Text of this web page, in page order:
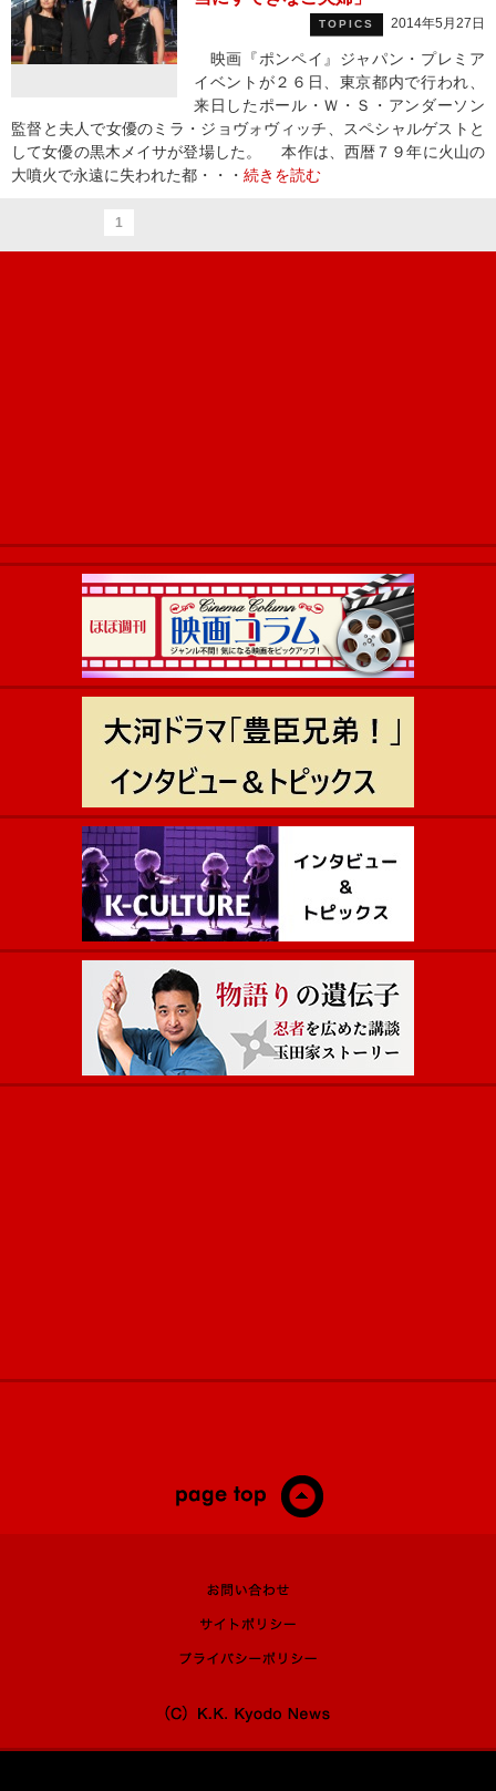
TOPICS 2014年5月27日
映画『ポンペイ』ジャパン・プレミア
イベントが２６日、東京都内で行われ、
来日したポール・Ｗ・Ｓ・アンダーソン
監督と夫人で女優のミラ・ジョヴォヴィッチ、スペシャルゲストと
して女優の黒木メイサが登場した。 本作は、西暦７９年に火山の
大噴火で永遠に失われた都・・・ 続きを読む
1